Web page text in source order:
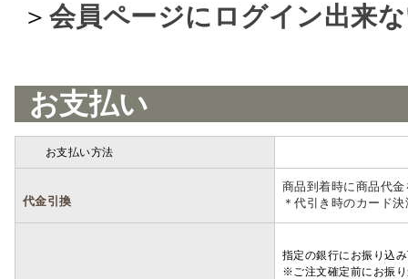
＞ 会員ページにログイン出来
お支払い
お支払い方法
代金引換
商品到着時に商品代
＊代引き時のカード
指定の銀行にお振り込
※ご注文確定前にお振